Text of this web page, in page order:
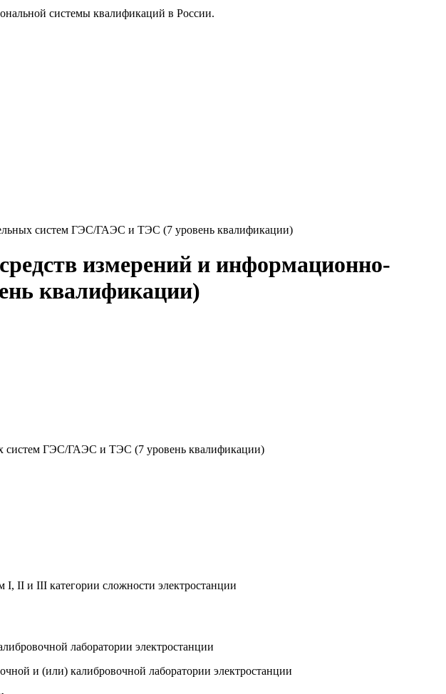
системы квалификаций в России.
систем ГЭС/ГАЭС и ТЭС (7 уровень квалификации)
измерений и информационно-
квалификации)
систем ГЭС/ГАЭС и ТЭС (7 уровень квалификации)
II и III категории сложности электростанции
лаборатории электростанции
и (или) калибровочной лаборатории электростанции